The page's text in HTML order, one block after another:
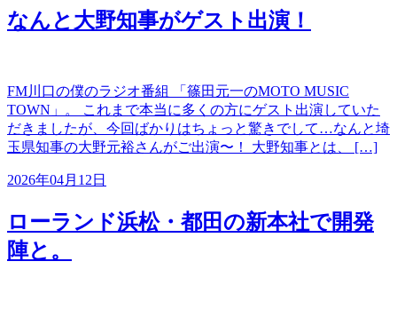
なんと大野知事がゲスト出演！
FM川口の僕のラジオ番組 「篠田元一のMOTO MUSIC
TOWN」。 これまで本当に多くの方にゲスト出演していた
だきましたが、今回ばかりはちょっと驚きでして…なんと埼
玉県知事の大野元裕さんがご出演〜！ 大野知事とは、 […]
2026年04月12日
ローランド浜松・都田の新本社で開発
陣と。